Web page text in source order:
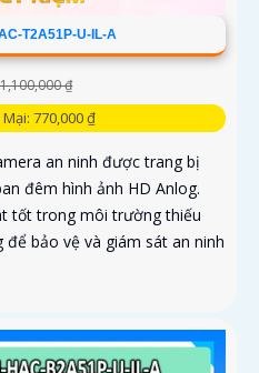
T2A51P-U-IL-A
₫
770,000 ₫
an ninh được trang bị
đêm hình ảnh HD Anlog.
tốt trong môi trường thiếu
bảo vệ và giám sát an ninh